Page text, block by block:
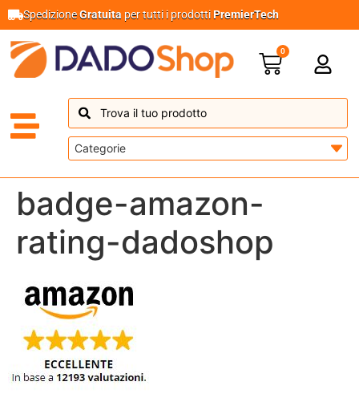
SpedizioneGratuita per tutti i prodottiPremierTech
0
badge-amazon-
rating-dadoshop